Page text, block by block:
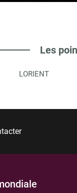
Les
LORIENT